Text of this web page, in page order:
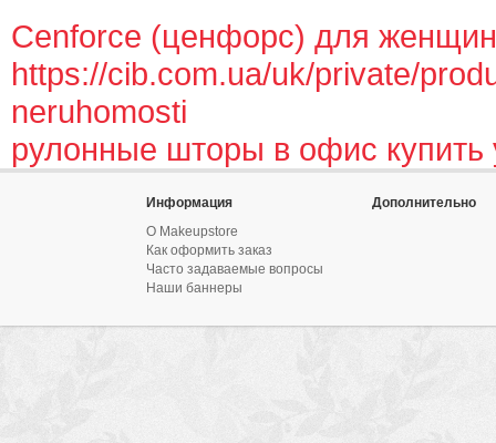
Cenforce (ценфорс) для женщин
https://cib.com.ua/uk/private/
neruhomosti
рулонные шторы в офис купить
Информация
О Makeupstore
Как оформить заказ
Часто задаваемые вопросы
Наши баннеры
Дополнительно